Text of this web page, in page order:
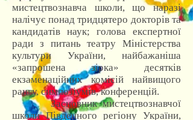
мистецтвознавча школи, що наразі
налічує понад тридцятеро докторів та
кандидатів наук; голова експертної
ради з питань театру Міністерства
культури України, найбажаніша
«запрошена зірка» десятків
екзаменаційних комісій найвищого
рангу, симпозіумів, конференцій.
Засновник мистецтвознавчої
школи Південного регіону України,